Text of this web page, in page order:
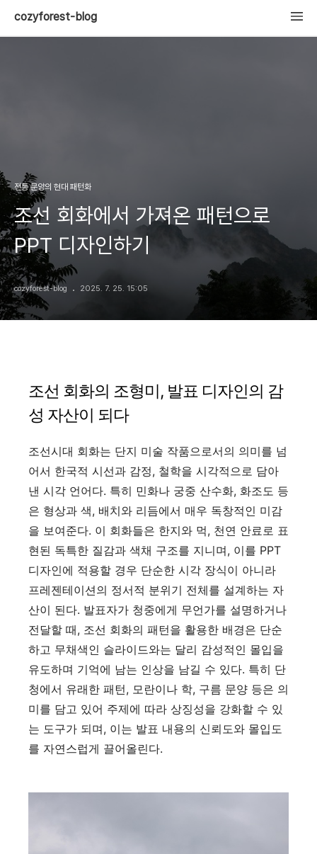
cozyforest-blog
전통 문양의 현대 패턴화
조선 회화에서 가져온 패턴으로
PPT 디자인하기
cozyforest-blog 2025. 7. 25. 15:05
조선 회화의 조형미, 발표 디자인의 감
성 자산이 되다
조선시대 회화는 단지 미술 작품으로서의 의미를 넘
어서 한국적 시선과 감정, 철학을 시각적으로 담아
낸 시각 언어다. 특히 민화나 궁중 산수화, 화조도 등
은 형상과 색, 배치와 리듬에서 매우 독창적인 미감
을 보여준다. 이 회화들은 한지와 먹, 천연 안료로 표
현된 독특한 질감과 색채 구조를 지니며, 이를 PPT
디자인에 적용할 경우 단순한 시각 장식이 아니라
프레젠테이션의 정서적 분위기 전체를 설계하는 자
산이 된다. 발표자가 청중에게 무언가를 설명하거나
전달할 때, 조선 회화의 패턴을 활용한 배경은 단순
하고 무채색인 슬라이드와는 달리 감성적인 몰입을
유도하며 기억에 남는 인상을 남길 수 있다. 특히 단
청에서 유래한 패턴, 모란이나 학, 구름 문양 등은 의
미를 담고 있어 주제에 따라 상징성을 강화할 수 있
는 도구가 되며, 이는 발표 내용의 신뢰도와 몰입도
를 자연스럽게 끌어올린다.